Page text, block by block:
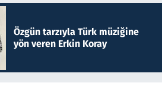
Özgün tarzıyla Türk müziğine
yön veren Erkin Koray